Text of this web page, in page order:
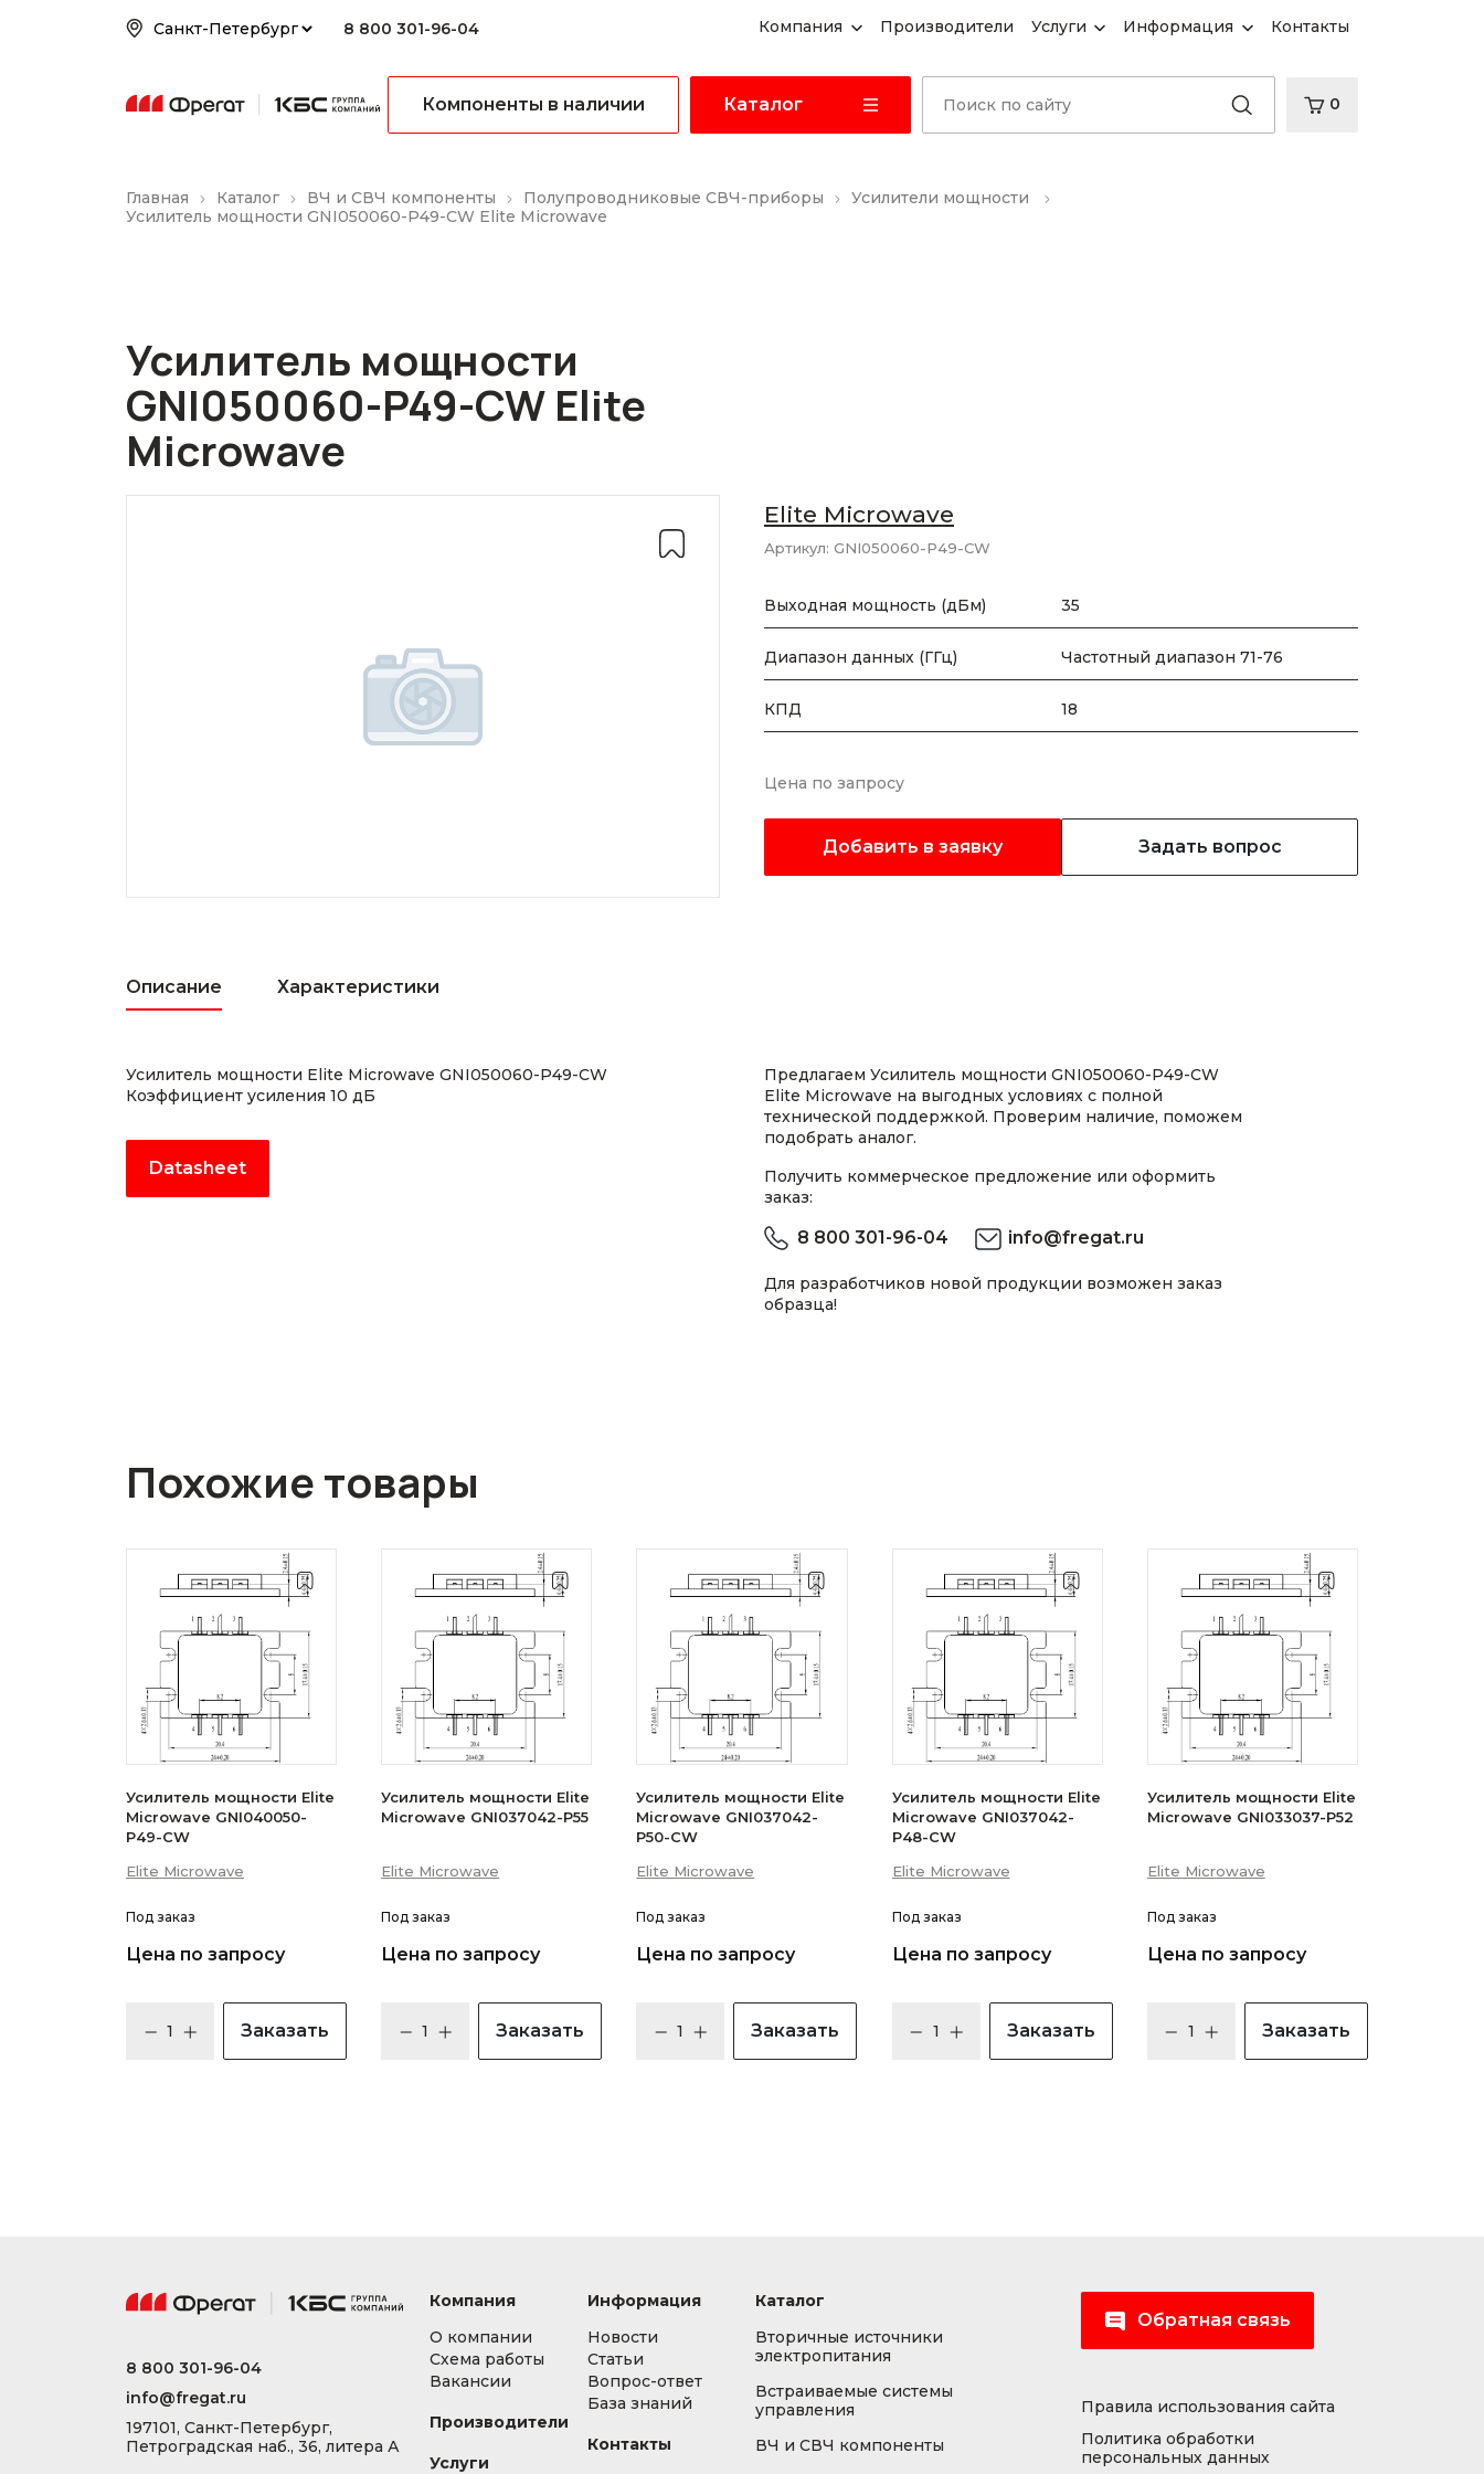
8 800 301-96-04 Компания Производители Услуги Информация Контакты
Компоненты в наличии Каталог 0
Главная Каталог ВЧ и СВЧ компоненты Полупроводниковые СВЧ-приборы
Усилители мощности
Усилитель мощности GNI050060-P49-CW Elite Microwave
Усилитель мощности
GNI050060-P49-CW Elite
Microwave
Elite Microwave
Артикул: GNI050060-P49-CW
Выходная мощность (дБм) 35
Диапазон данных (ГГц) Частотный диапазон 71-76
КПД 18
Цена по запросу
Добавить в заявку Задать вопрос
Описание Характеристики
Усилитель мощности Elite Microwave GNI050060-P49-CW
Коэффициент усиления 10 дБ
Datasheet
Предлагаем Усилитель мощности GNI050060-P49-CW
Elite Microwave на выгодных условиях с полной
технической поддержкой. Проверим наличие, поможем
подобрать аналог.
Получить коммерческое предложение или оформить
заказ:
8 800 301-96-04 info@fregat.ru
Для разработчиков новой продукции возможен заказ
образца!
Похожие товары
Усилитель мощности Elite
Microwave GNI040050-
P49-CW
Elite Microwave
Под заказ
Цена по запросу
Заказать
Усилитель мощности Elite
Microwave GNI037042-P55
Elite Microwave
Под заказ
Цена по запросу
Заказать
Усилитель мощности Elite
Microwave GNI037042-
P50-CW
Elite Microwave
Под заказ
Цена по запросу
Заказать
Усилитель мощности Elite
Microwave GNI037042-
P48-CW
Elite Microwave
Под заказ
Цена по запросу
Заказать
Усилитель мощности Elite
Microwave GNI033037-P52
Elite Microwave
Под заказ
Цена по запросу
Заказать
8 800 301-96-04
info@fregat.ru
197101, Санкт-Петербург,
Петроградская наб., 36, литера А
Компания
О компании
Схема работы
Вакансии
Производители
Услуги
Информация
Новости
Статьи
Вопрос-ответ
База знаний
Контакты
Каталог
Вторичные источники
электропитания
Встраиваемые системы
управления
ВЧ и СВЧ компоненты
Обратная связь
Правила использования сайта
Политика обработки
персональных данных